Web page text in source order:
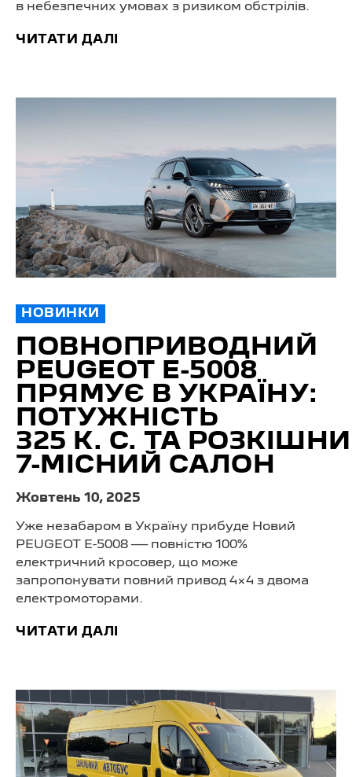
в небезпечних умовах з ризиком обстрілів.
ЧИТАТИ ДАЛІ
НОВИНКИ
ПОВНОПРИВОДНИЙ
PEUGEOT E-5008
ПРЯМУЄ В УКРАЇНУ:
ПОТУЖНІСТЬ
325 К. С. ТА
7-МІСНИЙ САЛОН
Жовтень 10, 2025
Уже незабаром в Україну прибуде Новий
PEUGEOT E-5008 — повністю 100%
електричний кросовер, що може
запропонувати повний привод 4×4 з двома
електромоторами.
ЧИТАТИ ДАЛІ